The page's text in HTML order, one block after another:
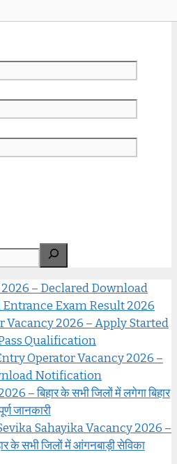
– Declared Download
Entrance Exam Result 2026
Vacancy 2026 – Apply Started
Qualification
Operator Vacancy 2026 –
Notification
– बिहार के सभी जिलों में लगेगा बिहार
जानकारी
Sahayika Vacancy 2026 –
के सभी जिलों में आंगनबाड़ी सेविका